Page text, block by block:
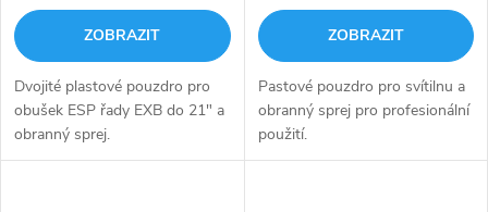
ZOBRAZIT
Dvojité plastové pouzdro pro
obušek ESP řady EXB do 21" a
obranný sprej.
ZOBRAZIT
Pastové pouzdro pro svítilnu a
obranný sprej pro profesionální
použití.